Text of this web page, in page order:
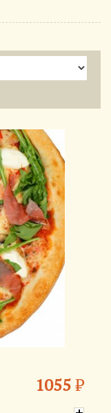
1055₽